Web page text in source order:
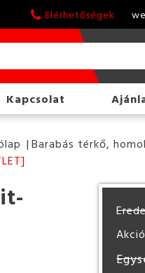
Elérhetőségek
Kapcsolat
Barabás térkő,